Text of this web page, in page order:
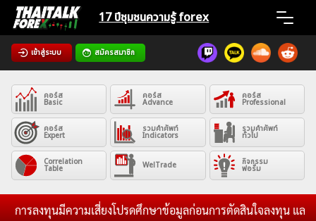
Skip
content
17 ปีชุมชนความรู้ forex
เข้าสู่ระบบ สมัครสมาชิก
Home
News
Articles
VPS Register
คอร์ส
Basic
คอร์ส
Advance
คอร์ส
Professional
คอร์ส
Expert
รวมคำศัพท์
Indicators
รวมคำศัพท์
ทั่วไป
Correlation
Table WelTrade กิจกรรม
ฟอรั่ม
รลงทุนมีความเสี่ยงโปรดศึกษาข้อมูลก่อนการตัดสินใจลงทุน และไม่